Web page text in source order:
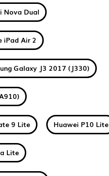
Nova Dual
iPad Air 2
Galaxy J3 2017 (J330)
9 Lite Huawei P10 Lite
Lite